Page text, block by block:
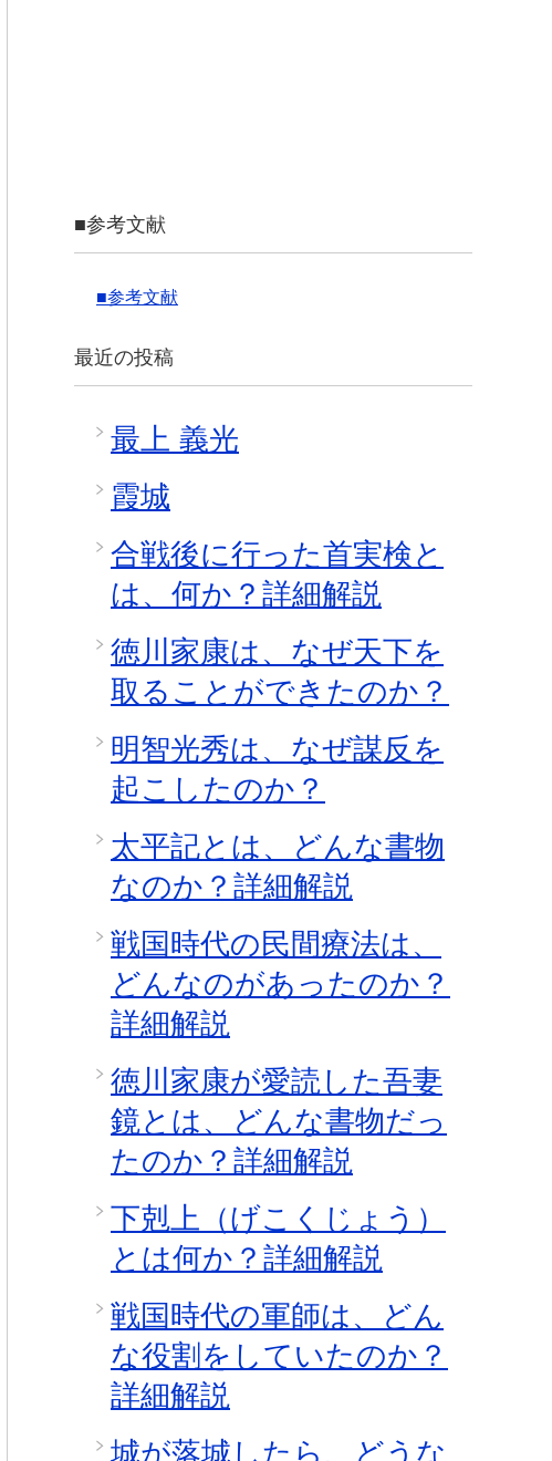
■参考文献
■参考文献
最近の投稿
最上 義光
霞城
合戦後に行った首実検と
は、何か？詳細解説
徳川家康は、なぜ天下を
取ることができたのか？
明智光秀は、なぜ謀反を
起こしたのか？
太平記とは、どんな書物
なのか？詳細解説
戦国時代の民間療法は、
どんなのがあったのか？
詳細解説
徳川家康が愛読した吾妻
鏡とは、どんな書物だっ
たのか？詳細解説
下剋上（げこくじょう）
とは何か？詳細解説
戦国時代の軍師は、どん
な役割をしていたのか？
詳細解説
城が落城したら、どうな